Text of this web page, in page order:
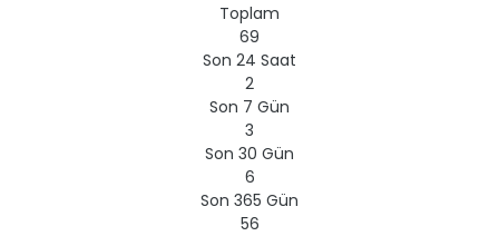
Toplam
69
Son 24 Saat
2
Son 7 Gün
3
Son 30 Gün
6
Son 365 Gün
56